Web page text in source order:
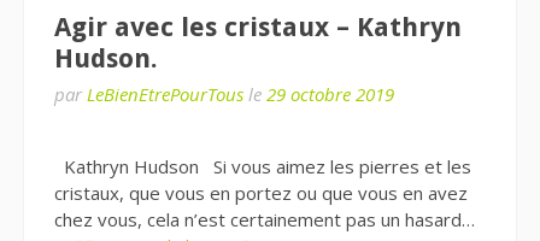
Agir avec les cristaux – Kathryn
Hudson.
par LeBienEtrePourTous le 29 octobre 2019
Kathryn Hudson Si vous aimez les pierres et les
cristaux, que vous en portez ou que vous en avez
chez vous, cela n’est certainement pas un hasard…